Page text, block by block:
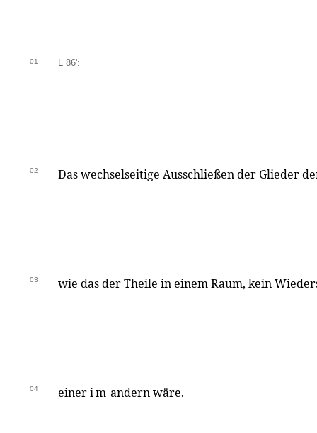
01 L 86':
02 Das wechselseitige Ausschließen der Glieder
03 wie das der Theile in einem Raum, kein
04 einerim andern wäre.